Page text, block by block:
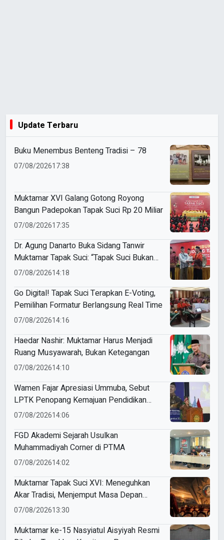
Update Terbaru
Buku Menembus Benteng Tradisi – 78
07/08/202617:38
Muktamar XVI Galang Gotong Royong
Bangun Padepokan Tapak Suci Rp 20 Miliar
07/08/202617:35
Dr. Agung Danarto Buka Sidang Tanwir
Muktamar Tapak Suci: “Tapak Suci Bukan
Organisasi Ko Ping Ho dan Dracin”
07/08/202614:18
Go Digital! Tapak Suci Terapkan E-Voting,
Pemilihan Formatur Berlangsung Real Time
07/08/202614:16
Haedar Nashir: Muktamar Harus Menjadi
Ruang Musyawarah, Bukan Ketegangan
07/08/202614:10
Wamen Fajar Apresiasi Ummuba, Sebut
LPTK Penopang Kemajuan Pendidikan
Indonesia
07/08/202614:06
FGD Akademi Sejarah Usulkan
Muhammadiyah Corner di PTMA
07/08/202614:02
Muktamar Tapak Suci XVI: Meneguhkan
Akar Tradisi, Menjemput Masa Depan
Mendunia
07/08/202613:30
Muktamar ke-15 Nasyiatul Aisyiyah Resmi